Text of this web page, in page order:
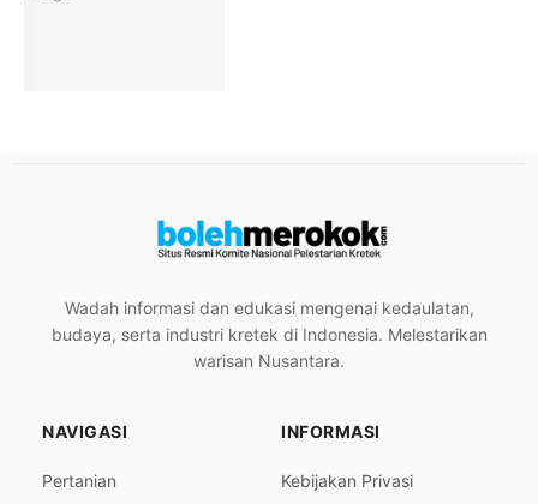
Wadah informasi dan edukasi mengenai kedaulatan,
budaya, serta industri kretek di Indonesia. Melestarikan
warisan Nusantara.
NAVIGASI
Pertanian
INFORMASI
Kebijakan Privasi